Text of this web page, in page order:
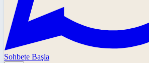
Sohbete Başla